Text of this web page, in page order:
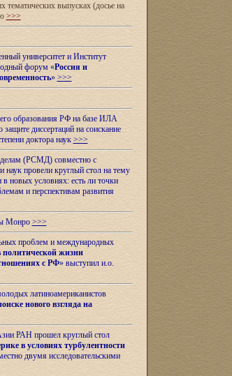
тематических выпусках (досье на
>>>
университет и Институт
форум «Россия и
» >>>
образования РФ на базе ИЛА
диссертаций на соискание
доктора наук >>>
(РСМД) совместно с
провели круглый стол на тему
в новых условиях: есть ли точки
и перспективам развития
Монро>>>
проблем и международных
жизни
с РФ» выступил и.о.
латиноамериканистов
нового взгляда на
РАН прошел круглый стол
в условиях турбулентности
двумя исследовательскими